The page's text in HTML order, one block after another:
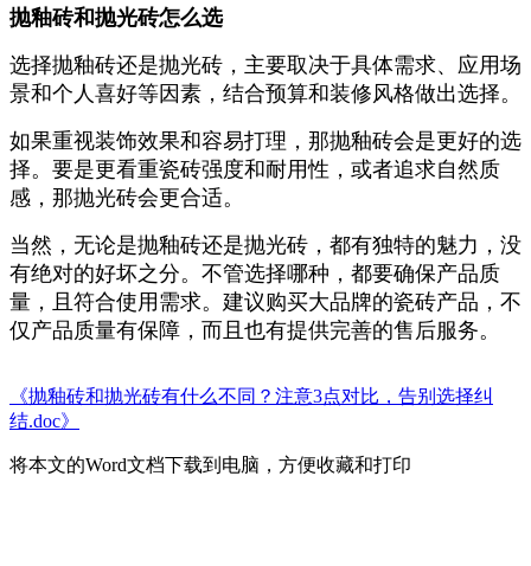
抛釉砖和抛光砖怎么选
选择抛釉砖还是抛光砖，主要取决于具体需求、应用场
景和个人喜好等因素，结合预算和装修风格做出选择。
如果重视装饰效果和容易打理，那抛釉砖会是更好的选
择。要是更看重瓷砖强度和耐用性，或者追求自然质
感，那抛光砖会更合适。
当然，无论是抛釉砖还是抛光砖，都有独特的魅力，没
有绝对的好坏之分。不管选择哪种，都要确保产品质
量，且符合使用需求。建议购买大品牌的瓷砖产品，不
仅产品质量有保障，而且也有提供完善的售后服务。
《抛釉砖和抛光砖有什么不同？注意3点对比，告别选择纠
结.doc》
将本文的Word文档下载到电脑，方便收藏和打印